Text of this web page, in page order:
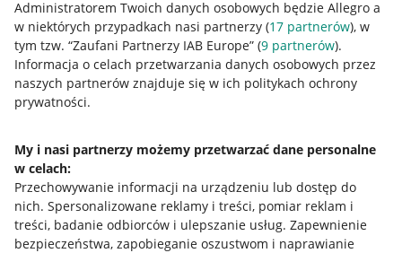
Administratorem Twoich danych osobowych będzie Allegro a
w niektórych przypadkach nasi partnerzy (17 partnerów), w
tym tzw. “Zaufani Partnerzy IAB Europe” (9 partnerów).
Informacja o celach przetwarzania danych osobowych przez
naszych partnerów znajduje się w ich politykach ochrony
prywatności.
My i nasi partnerzy możemy przetwarzać dane personalne
w celach:
Przechowywanie informacji na urządzeniu lub dostęp do
nich. Spersonalizowane reklamy i treści, pomiar reklam i
treści, badanie odbiorców i ulepszanie usług. Zapewnienie
bezpieczeństwa, zapobieganie oszustwom i naprawianie
Przydatne informacje
Jak to działa
Allegro Gadane dla sprzedających
Allegro Gadane dla kupujących
Mapa miejscowości